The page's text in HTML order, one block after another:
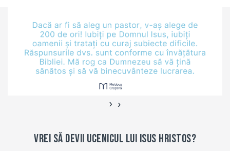
bisericilor, în special
în diferite părţi ale
lumii unde Hristos
este mai puţin
cunoscut.Vă propun
‹ ›
Vrei să devii ucenicul lui Isus Hristos?